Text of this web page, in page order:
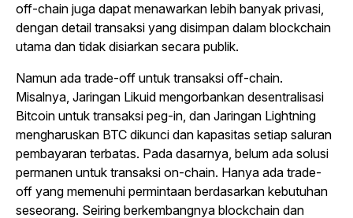
off-chain juga dapat menawarkan lebih banyak privasi,
dengan detail transaksi yang disimpan dalam blockchain
utama dan tidak disiarkan secara publik.
Namun ada trade-off untuk transaksi off-chain.
Misalnya, Jaringan Likuid mengorbankan desentralisasi
Bitcoin untuk transaksi peg-in, dan Jaringan Lightning
mengharuskan BTC dikunci dan kapasitas setiap saluran
pembayaran terbatas. Pada dasarnya, belum ada solusi
permanen untuk transaksi on-chain. Hanya ada trade-
off yang memenuhi permintaan berdasarkan kebutuhan
seseorang. Seiring berkembangnya blockchain dan